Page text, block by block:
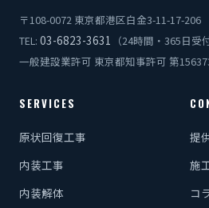
〒108-0072 東京都港区白金3-11-17-206
TEL: 03-6823-3631
（24時間・365日受付
一般建設業許可 東京都知事許可 第
SERVICES
原状回復工事
内装工事
内装解体
提
施
コ